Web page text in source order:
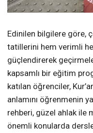
Edinilen bilgilere göre,
tatillerini hem verimli
güçlendirerek
kapsamlı bir eğitim
katılan öğrenciler,
anlamını öğrenmenin
rehberi, güzel ahlak ile
önemli konularda